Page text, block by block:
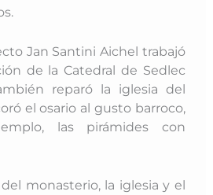
Jan Santini Aichel trabajó
de la Catedral de Sedlec
reparó la iglesia del
el osario al gusto barroco,
las pirámides con
monasterio, la iglesia y el